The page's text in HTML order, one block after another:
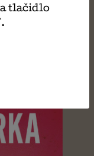
tlačidlo